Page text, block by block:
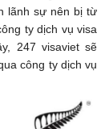
lãnh sự nên bị từ
ty dịch vụ visa
247 visaviet sẽ
công ty dịch vụ